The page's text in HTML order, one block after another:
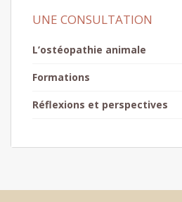
UNE CONSULTATION
L’ostéopathie animale
Formations
Réflexions et perspectives